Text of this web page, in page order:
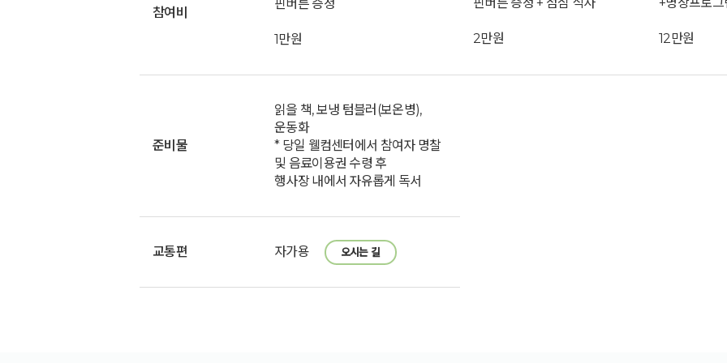
참여비
핀버튼 증정
1만원 2만원 12만원
준비물
읽을 책, 보냉 텀블러(보온병),
운동화
* 당일 웰컴센터에서 참여자 명찰
및 음료이용권 수령 후
행사장 내에서 자유롭게 독서
교통편 자가용 오시는 길